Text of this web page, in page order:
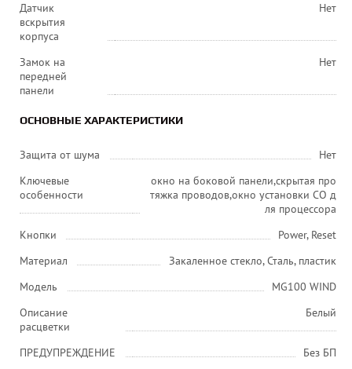
Датчик
вскрытия
корпуса
Нет
Замок на
передней
панели
Нет
ОСНОВНЫЕ ХАРАКТЕРИСТИКИ
Защита от шума
Нет
Ключевые
особенности
окно на боковой панели,скрытая про
тяжка проводов,окно установки СО д
ля процессора
Кнопки
Power, Reset
Материал
Закаленное стекло, Сталь, пластик
Модель
MG100 WIND
Описание
расцветки
Белый
ПРЕДУПРЕЖДЕНИЕ
Без БП